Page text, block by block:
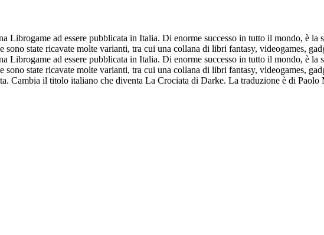
Librogame ad essere pubblicata in Italia. Di enorme successo in tutto il mondo, è
state ricavate molte varianti, tra cui una collana di libri fantasy, videogames,
Librogame ad essere pubblicata in Italia. Di enorme successo in tutto il mondo, è
state ricavate molte varianti, tra cui una collana di libri fantasy, videogames,
Cambia il titolo italiano che diventa La Crociata di Darke. La traduzione è di